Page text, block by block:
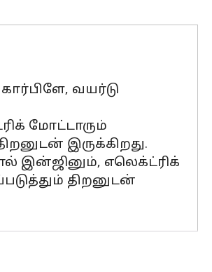
வயர்டு
மோட்டாரும்
இருக்கிறது.
இன்ஜினும், எலெக்ட்ரிக்
திறனுடன்